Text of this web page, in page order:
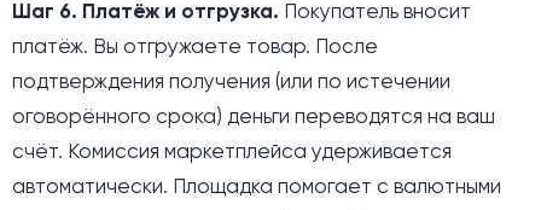
Шаг 6. Платёж и отгрузка. Покупатель вносит
платёж. Вы отгружаете товар. После
подтверждения получения (или по истечении
оговорённого срока) деньги переводятся на ваш
счёт. Комиссия маркетплейса удерживается
автоматически. Площадка помогает с валютными